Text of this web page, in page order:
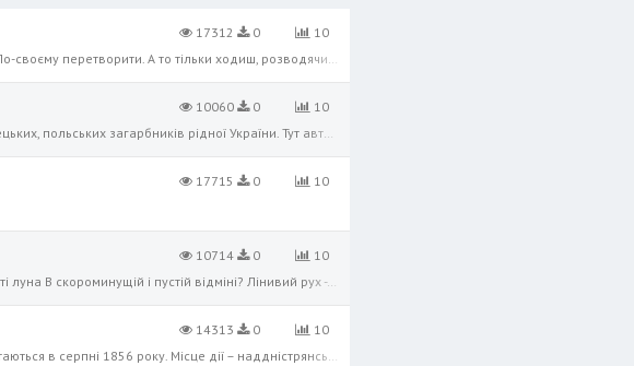
17312 0
10
Чому не можна перевернути світ? Щоб поставити все догори ногами? Це було б краще. По-своєму перетворити. А то тільки ходиш, розводячи руками. Але хто мені заперечить перевернути світ? Місяця стягн'уть і дати березової каші, Зорі в
10060 0
10
В творі присутнє зображення боротьби запорожців під керівництвом І. Сулими проти турецьких, польських загарбників рідної України. Тут автор уславлює мужність, сміливість, винахідливість. Жанр твору: історична, соціально-психологіч
17715 0 10
10714 0
10
Вона зійшла до моря. Хто вона, Навіть самій їй байдуже віднині. ...Хіба ж не всі ми - єдності луна В скороминущій і пустій відміні? Лінивий рух - і ось під ноги ліг Прозорий вінчик - кинута намітка, І на стрункім стеблі високих ні
14313 0
10
Події, про які йде мова в одній із перших повістей А. Чайковського – «Олюнька» – розгортаються в серпні 1856 року. Місце дії – наддністрянське село Пишнівці, що «на дві милі нижче Самбора», та сама Гординя,де автор провів свої дит